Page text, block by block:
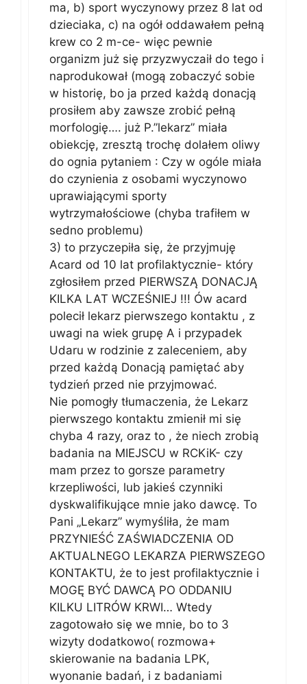
ma, b) sport wyczynowy przez 8 lat od
dzieciaka, c) na ogół oddawałem pełną
krew co 2 m-ce- więc pewnie
organizm już się przyzwyczaił do tego i
naprodukował (mogą zobaczyć sobie
w historię, bo ja przed każdą donacją
prosiłem aby zawsze zrobić pełną
morfologię…. już P.”lekarz” miała
obiekcję, zresztą trochę dolałem oliwy
do ognia pytaniem : Czy w ogóle miała
do czynienia z osobami wyczynowo
uprawiającymi sporty
wytrzymałościowe (chyba trafiłem w
sedno problemu)
3) to przyczepiła się, że przyjmuję
Acard od 10 lat profilaktycznie- który
zgłosiłem przed PIERWSZĄ DONACJĄ
KILKA LAT WCZEŚNIEJ !!! Ów acard
polecił lekarz pierwszego kontaktu , z
uwagi na wiek grupę A i przypadek
Udaru w rodzinie z zaleceniem, aby
przed każdą Donacją pamiętać aby
tydzień przed nie przyjmować.
Nie pomogły tłumaczenia, że Lekarz
pierwszego kontaktu zmienił mi się
chyba 4 razy, oraz to , że niech zrobią
badania na MIEJSCU w RCKiK- czy
mam przez to gorsze parametry
krzepliwości, lub jakieś czynniki
dyskwalifikujące mnie jako dawcę. To
Pani „Lekarz” wymyśliła, że mam
PRZYNIEŚĆ ZAŚWIADCZENIA OD
AKTUALNEGO LEKARZA PIERWSZEGO
KONTAKTU, że to jest profilaktycznie i
MOGĘ BYĆ DAWCĄ PO ODDANIU
KILKU LITRÓW KRWI… Wtedy
zagotowało się we mnie, bo to 3
wizyty dodatkowo( rozmowa+
skierowanie na badania LPK,
wyonanie badań, i z badaniami